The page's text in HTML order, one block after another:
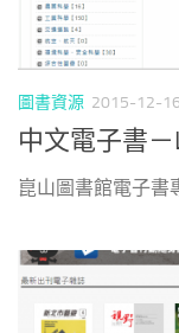
圖書資源 2015-12-16
中文電子書
崑山圖書館電子書